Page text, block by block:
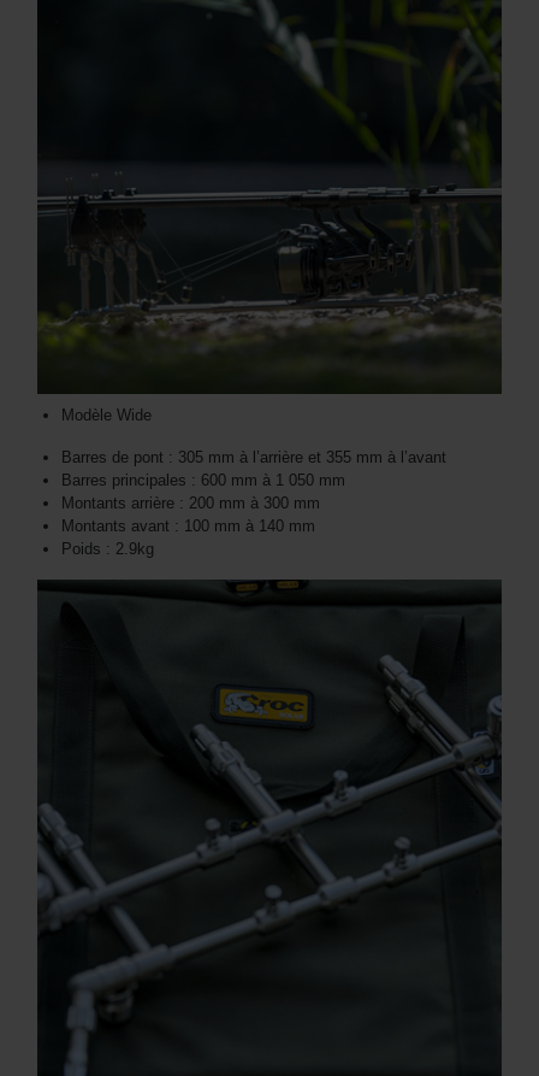
Modèle Wide
Barres de pont : 305 mm à l’arrière et 355 mm à l’avant
Barres principales : 600 mm à 1 050 mm
Montants arrière : 200 mm à 300 mm
Montants avant : 100 mm à 140 mm
Poids : 2.9kg